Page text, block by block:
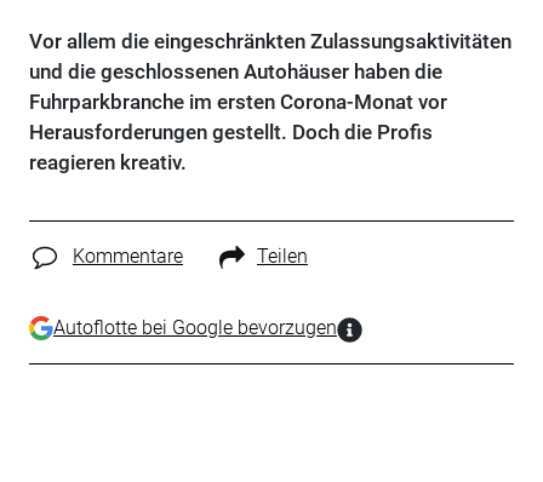
Vor allem die eingeschränkten Zulassungsaktivitäten
und die geschlossenen Autohäuser haben die
Fuhrparkbranche im ersten Corona-Monat vor
Herausforderungen gestellt. Doch die Profis
reagieren kreativ.
Kommentare Teilen
Autoflotte bei Google bevorzugen